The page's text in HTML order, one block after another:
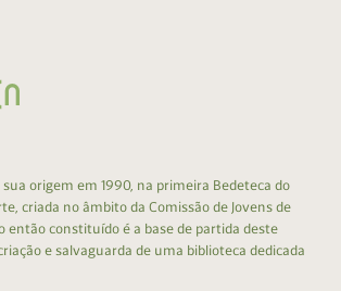
origem em 1990, na primeira Bedeteca do
criada no âmbito da Comissão de Jovens de
então constituído é a base de partida deste
e salvaguarda de uma biblioteca dedicada